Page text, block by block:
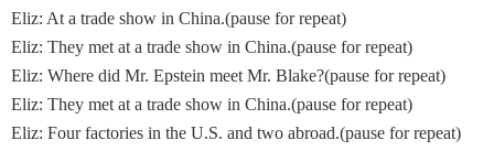
Eliz: At a trade show in China.(pause for repeat)
Eliz: They met at a trade show in China.(pause for repeat)
Eliz: Where did Mr. Epstein meet Mr. Blake?(pause for repeat)
Eliz: They met at a trade show in China.(pause for repeat)
Eliz: Four factories in the U.S. and two abroad.(pause for repeat)